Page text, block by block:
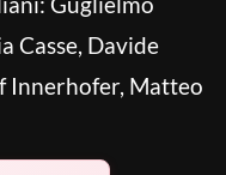
Casse, Davide
Innerhofer, Matteo